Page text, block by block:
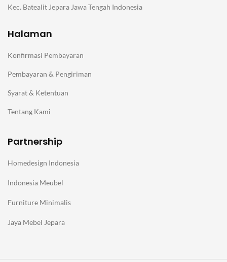
Kec. Batealit Jepara Jawa Tengah Indonesia
Halaman
Konfirmasi Pembayaran
Pembayaran & Pengiriman
Syarat & Ketentuan
Tentang Kami
Partnership
Homedesign Indonesia
Indonesia Meubel
Furniture Minimalis
Jaya Mebel Jepara